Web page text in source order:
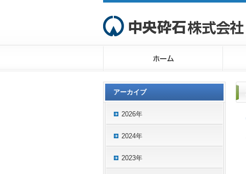
アーカイブ
2026年
2024年
2023年